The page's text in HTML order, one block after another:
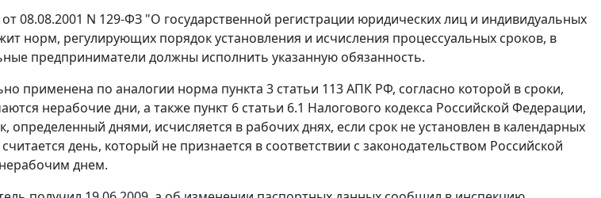
от 08.08.2001 N 129-ФЗ "О государственной регистрации юридических лиц и индивидуальных
норм, регулирующих порядок установления и исчисления процессуальных сроков, в
предприниматели должны исполнить указанную обязанность.
применена по аналогии норма пункта 3 статьи 113АПК РФ, согласно которой в сроки,
нерабочие дни, а также пункт 6 статьи 6.1 Налогового кодекса Российской Федерации,
определенный днями, исчисляется в рабочих днях, если срок не установлен в календарных
день, который не признается в соответствии с законодательством Российской
днем.